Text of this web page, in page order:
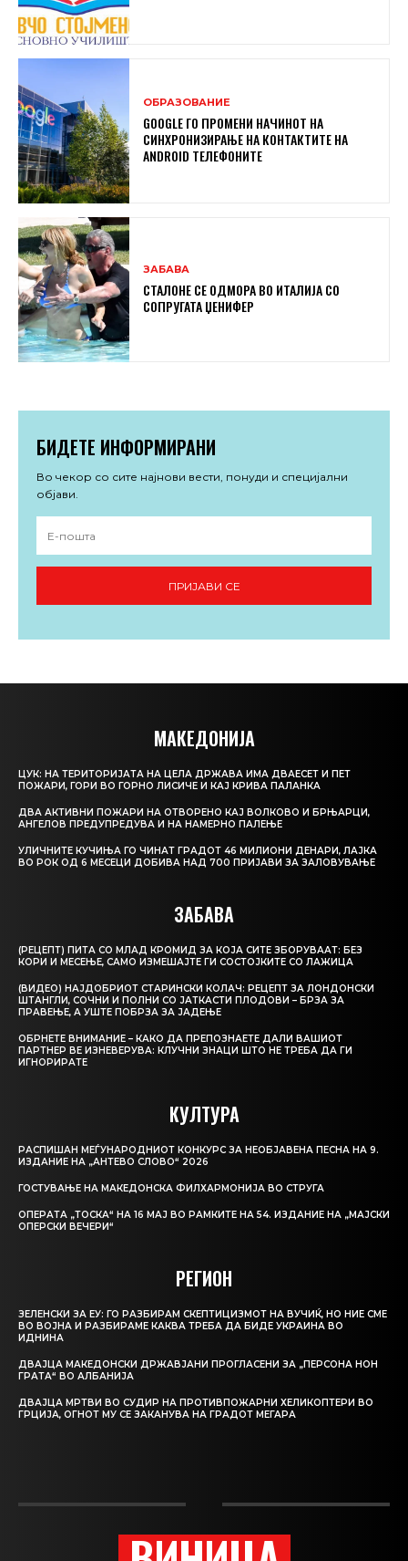
ОБРАЗОВАНИЕ
GOOGLE ГО ПРОМЕНИ НАЧИНОТ НА
СИНХРОНИЗИРАЊЕ НА КОНТАКТИТЕ НА
ANDROID ТЕЛЕФОНИТЕ
ЗАБАВА
СТАЛОНЕ СЕ ОДМОРА ВО ИТАЛИЈА СО
СОПРУГАТА ЏЕНИФЕР
БИДЕТЕ ИНФОРМИРАНИ
Во чекор со сите најнови вести, понуди и специјални
објави.
ПРИЈАВИ СЕ
МАКЕДОНИЈА
ЦУК: НА ТЕРИТОРИЈАТА НА ЦЕЛА ДРЖАВА ИМА ДВАЕСЕТ И ПЕТ
ПОЖАРИ, ГОРИ ВО ГОРНО ЛИСИЧЕ И КАЈ КРИВА ПАЛАНКА
ДВА АКТИВНИ ПОЖАРИ НА ОТВОРЕНО КАЈ ВОЛКОВО И БРЊАРЦИ,
АНГЕЛОВ ПРЕДУПРЕДУВА И НА НАМЕРНО ПАЛЕЊЕ
УЛИЧНИТЕ КУЧИЊА ГО ЧИНАТ ГРАДОТ 46 МИЛИОНИ ДЕНАРИ, ЛАЈКА
ВО РОК ОД 6 МЕСЕЦИ ДОБИВА НАД 700 ПРИЈАВИ ЗА ЗАЛОВУВАЊЕ
ЗАБАВА
(РЕЦЕПТ) ПИТА СО МЛАД КРОМИД ЗА КОЈА СИТЕ ЗБОРУВААТ: БЕЗ
КОРИ И МЕСЕЊЕ, САМО ИЗМЕШАЈТЕ ГИ СОСТОЈКИТЕ СО ЛАЖИЦА
(ВИДЕО) НАЈДОБРИОТ СТАРИНСКИ КОЛАЧ: РЕЦЕПТ ЗА ЛОНДОНСКИ
ШТАНГЛИ, СОЧНИ И ПОЛНИ СО ЈАТКАСТИ ПЛОДОВИ – БРЗА ЗА
ПРАВЕЊЕ, А УШТЕ ПОБРЗА ЗА ЈАДЕЊЕ
ОБРНЕТЕ ВНИМАНИЕ – КАКО ДА ПРЕПОЗНАЕТЕ ДАЛИ ВАШИОТ
ПАРТНЕР ВЕ ИЗНЕВЕРУВА: КЛУЧНИ ЗНАЦИ ШТО НЕ ТРЕБА ДА ГИ
ИГНОРИРАТЕ
КУЛТУРА
РАСПИШАН МЕЃУНАРОДНИОТ КОНКУРС ЗА НЕОБЈАВЕНА ПЕСНА НА 9.
ИЗДАНИЕ НА „АНТЕВО СЛОВО“ 2026
ГОСТУВАЊЕ НА МАКЕДОНСКА ФИЛХАРМОНИЈА ВО СТРУГА
ОПЕРАТА „ТОСКА“ НА 16 МАЈ ВО РАМКИТЕ НА 54. ИЗДАНИЕ НА „МАЈСКИ
ОПЕРСКИ ВЕЧЕРИ“
РЕГИОН
ЗЕЛЕНСКИ ЗА ЕУ: ГО РАЗБИРАМ СКЕПТИЦИЗМОТ НА ВУЧИЌ, НО НИЕ СМЕ
ВО ВОЈНА И РАЗБИРАМЕ КАКВА ТРЕБА ДА БИДЕ УКРАИНА ВО
ИДНИНА
ДВАЈЦА МАКЕДОНСКИ ДРЖАВЈАНИ ПРОГЛАСЕНИ ЗА „ПЕРСОНА НОН
ГРАТА“ ВО АЛБАНИЈА
ДВАЈЦА МРТВИ ВО СУДИР НА ПРОТИВПОЖАРНИ ХЕЛИКОПТЕРИ ВО
ГРЦИЈА, ОГНОТ МУ СЕ ЗАКАНУВА НА ГРАДОТ МЕГАРА